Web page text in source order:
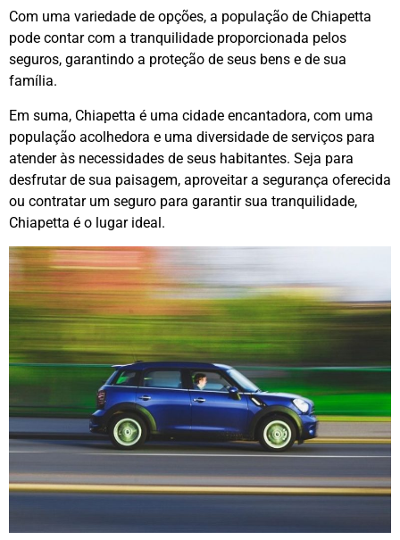
Com uma variedade de opções, a população de Chiapetta
pode contar com a tranquilidade proporcionada pelos
seguros, garantindo a proteção de seus bens e de sua
família.
Em suma, Chiapetta é uma cidade encantadora, com uma
população acolhedora e uma diversidade de serviços para
atender às necessidades de seus habitantes. Seja para
desfrutar de sua paisagem, aproveitar a segurança oferecida
ou contratar um seguro para garantir sua tranquilidade,
Chiapetta é o lugar ideal.